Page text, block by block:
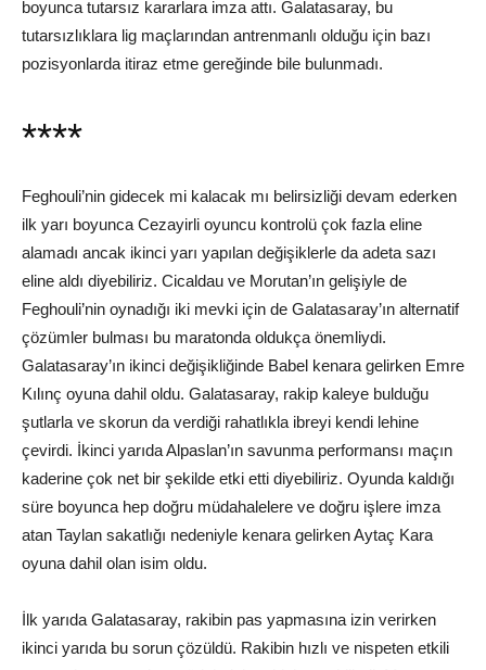
boyunca tutarsız kararlara imza attı. Galatasaray, bu
tutarsızlıklara lig maçlarından antrenmanlı olduğu için bazı
pozisyonlarda itiraz etme gereğinde bile bulunmadı.
****
Feghouli’nin gidecek mi kalacak mı belirsizliği devam ederken
ilk yarı boyunca Cezayirli oyuncu kontrolü çok fazla eline
alamadı ancak ikinci yarı yapılan değişiklerle da adeta sazı
eline aldı diyebiliriz. Cicaldau ve Morutan’ın gelişiyle de
Feghouli’nin oynadığı iki mevki için de Galatasaray’ın alternatif
çözümler bulması bu maratonda oldukça önemliydi.
Galatasaray’ın ikinci değişikliğinde Babel kenara gelirken Emre
Kılınç oyuna dahil oldu. Galatasaray, rakip kaleye bulduğu
şutlarla ve skorun da verdiği rahatlıkla ibreyi kendi lehine
çevirdi. İkinci yarıda Alpaslan’ın savunma performansı maçın
kaderine çok net bir şekilde etki etti diyebiliriz. Oyunda kaldığı
süre boyunca hep doğru müdahalelere ve doğru işlere imza
atan Taylan sakatlığı nedeniyle kenara gelirken Aytaç Kara
oyuna dahil olan isim oldu.
İlk yarıda Galatasaray, rakibin pas yapmasına izin verirken
ikinci yarıda bu sorun çözüldü. Rakibin hızlı ve nispeten etkili